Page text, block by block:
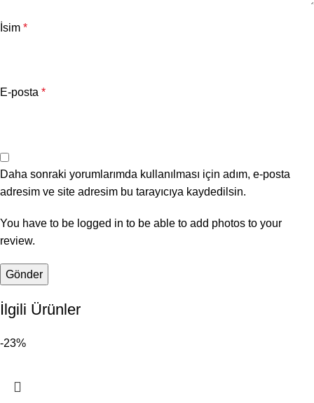
İsim *
E-posta *
Daha sonraki yorumlarımda kullanılması için adım, e-posta
adresim ve site adresim bu tarayıcıya kaydedilsin.
You have to be logged in to be able to add photos to your
review.
İlgili Ürünler
-23%